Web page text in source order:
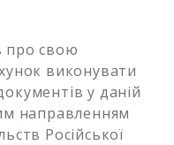
про свою
виконувати
у даній
направленням
Російської